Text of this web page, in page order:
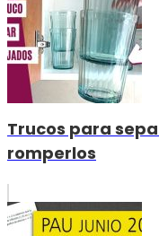
Trucos para
romperlos